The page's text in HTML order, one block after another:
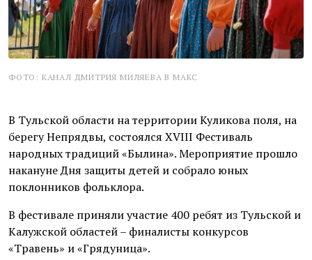
ФОТО: КАНАЛ ДМИТРИЯ МИЛЯЕВА В МАКС
В Тульской области на территории Куликова поля, на
берегу Непрядвы, состоялся XVIII Фестиваль
народных традиций «Былина». Мероприятие прошло
накануне Дня защиты детей и собрало юных
поклонников фольклора.
В фестивале приняли участие 400 ребят из Тульской и
Калужской областей – финалисты конкурсов
«Травень» и «Грядуница».